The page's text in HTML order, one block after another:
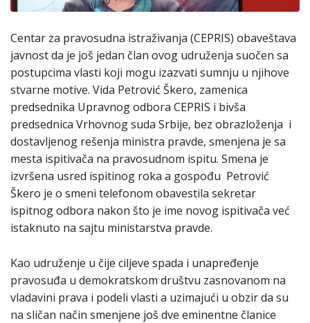
Centar za pravosudna istraživanja (CEPRIS) obaveštava
javnost da je još jedan član ovog udruženja suočen sa
postupcima vlasti koji mogu izazvati sumnju u njihove
stvarne motive. Vida Petrović Škero, zamenica
predsednika Upravnog odbora CEPRIS i bivša
predsednica Vrhovnog suda Srbije, bez obrazloženja i
dostavljenog rešenja ministra pravde, smenjena je sa
mesta ispitivača na pravosudnom ispitu. Smena je
izvršena usred ispitinog roka a gospođu Petrović
Škero je o smeni telefonom obavestila sekretar
ispitnog odbora nakon što je ime novog ispitivača već
istaknuto na sajtu ministarstva pravde.
Kao udruženje u čije ciljeve spada i unapređenje
pravosuđa u demokratskom društvu zasnovanom na
vladavini prava i podeli vlasti a uzimajući u obzir da su
na sličan način smenjene još dve eminentne članice